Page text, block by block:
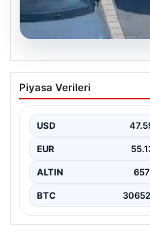
05.08.2026
Yalova’da İlginç
Olunca Araç Park
gerçekleşen bu ilginç
çevredekilerin…
Piyasa Verileri
USD
EUR
ALTIN
BTC